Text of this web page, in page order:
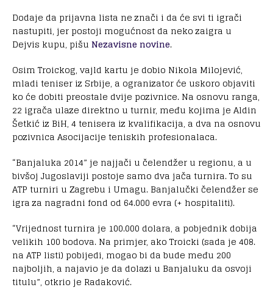
Dodaje da prijavna lista ne znači i da će svi ti igrači
nastupiti, jer postoji mogućnost da neko zaigra u
Dejvis kupu, pišu Nezavisne novine.
Osim Troickog, vajld kartu je dobio Nikola Milojević,
mladi teniser iz Srbije, a ogranizator će uskoro objaviti
ko će dobiti preostale dvije pozivnice. Na osnovu ranga,
22 igrača ulaze direktno u turnir, među kojima je Aldin
Šetkić iz BiH, 4 tenisera iz kvalifikacija, a dva na osnovu
pozivnica Asocijacije teniskih profesionalaca.
“Banjaluka 2014” je najjači u čelendžer u regionu, a u
bivšoj Jugoslaviji postoje samo dva jača turnira. To su
ATP turniri u Zagrebu i Umagu. Banjalučki čelendžer se
igra za nagradni fond od 64.000 evra (+ hospitaliti).
“Vrijednost turnira je 100.000 dolara, a pobjednik dobija
velikih 100 bodova. Na primjer, ako Troicki (sada je 408.
na ATP listi) pobijedi, mogao bi da bude među 200
najboljih, a najavio je da dolazi u Banjaluku da osvoji
titulu”, otkrio je Radaković.